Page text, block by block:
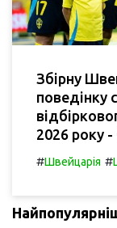
Збірну
поведінку
2026 року
#Швейцарія #